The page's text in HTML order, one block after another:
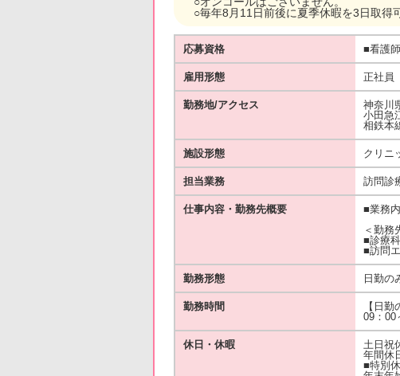
○毎年8月11日前後に夏季休暇を3日取得
応募資格 ■看護
雇用形態 正社員
勤務地/アクセス
神奈川
小田急
相鉄本
施設形態 クリニ
担当業務 訪問診
仕事内容・勤務先概要
■業務
＜勤務
■診療
■訪問
勤務形態 日勤の
勤務時間
【日勤
09：00
休日・休暇
土日祝
年間休
■特別